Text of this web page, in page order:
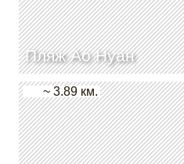
Пляж Ао Нуан
~ 3.89 км.